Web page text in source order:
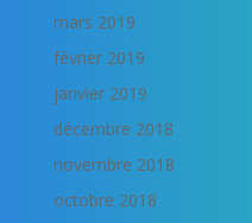
mars 2019
février 2019
janvier 2019
décembre 2018
novembre 2018
octobre 2018